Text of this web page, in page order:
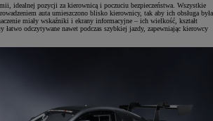
idealnej pozycji za kierownicą i poczuciu bezpieczeństwa. Wszystkie
auta umieszczono blisko kierownicy, tak aby ich obsługa była
miały wskaźniki i ekrany informacyjne – ich wielkość, kształt
łatwo odczytywane nawet podczas szybkiej jazdy, zapewniając kierowcy